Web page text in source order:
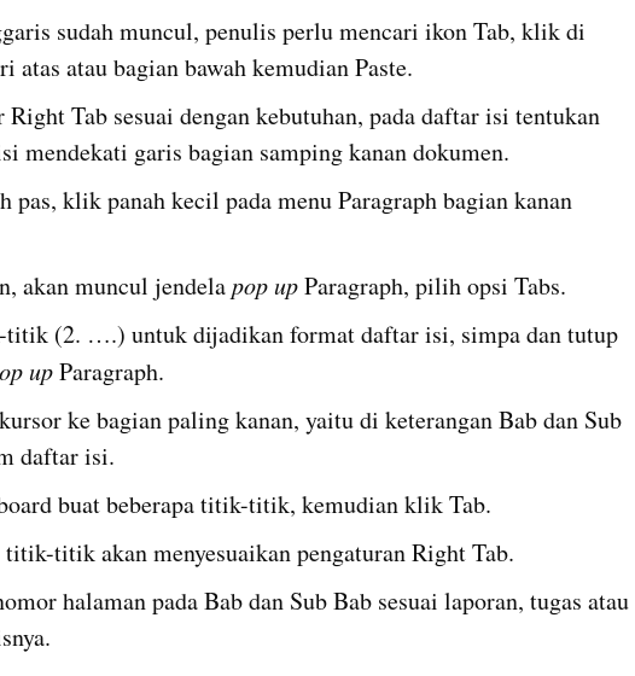
sudah muncul, penulis perlu mencari ikon Tab, klik di
atas atau bagian bawah kemudian Paste.
Right Tab sesuai dengan kebutuhan, pada daftar isi tentukan
mendekati garis bagian samping kanan dokumen.
pas, klik panah kecil pada menu Paragraph bagian kanan
akan muncul jendela pop up Paragraph, pilih opsi Tabs.
(2. ….) untuk dijadikan format daftar isi, simpa dan tutup
up Paragraph.
ke bagian paling kanan, yaitu di keterangan Bab dan Sub
daftar isi.
buat beberapa titik-titik, kemudian klik Tab.
titik akan menyesuaikan pengaturan Right Tab.
halaman pada Bab dan Sub Bab sesuai laporan, tugas atau